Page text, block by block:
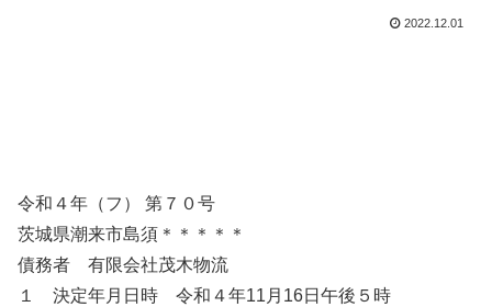
2022.12.01
令和４年（フ） 第７０号
茨城県潮来市島須＊＊＊＊＊
債務者 有限会社茂木物流
１ 決定年月日時 令和４年11月16日午後５時